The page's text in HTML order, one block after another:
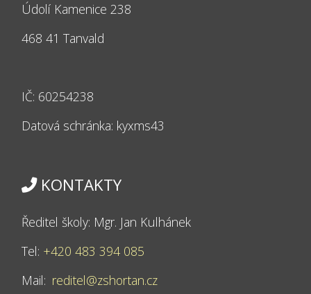
Údolí Kamenice 238
468 41 Tanvald
IČ: 60254238
Datová schránka: kyxms43
KONTAKTY
Ředitel školy: Mgr. Jan Kulhánek
Tel: +420 483 394 085
Mail: reditel@zshortan.cz